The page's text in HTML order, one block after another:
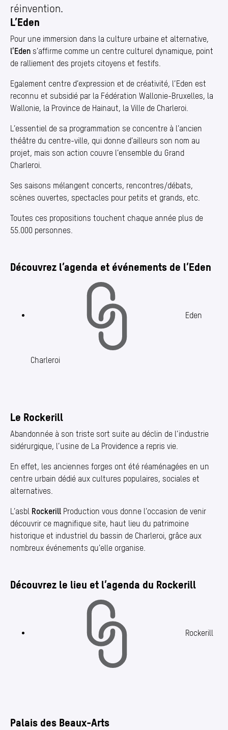
réinvention.
L’Eden
Pour une immersion dans la culture urbaine et alternative,
l’Eden s’affirme comme un centre culturel dynamique, point
de ralliement des projets citoyens et festifs.
Egalement centre d’expression et de créativité, l’Eden est
reconnu et subsidié par la Fédération Wallonie-Bruxelles, la
Wallonie, la Province de Hainaut, la Ville de Charleroi.
L’essentiel de sa programmation se concentre à l’ancien
théâtre du centre-ville, qui donne d’ailleurs son nom au
projet, mais son action couvre l’ensemble du Grand
Charleroi.
Ses saisons mélangent concerts, rencontres/​débats,
scènes ouvertes, spectacles pour petits et grands, etc.
Toutes ces propositions touchent chaque année plus de
55.000 personnes.
Découvrez l’agenda et événements de l’Eden
Eden
Charleroi
Le Rockerill
Abandonnée à son triste sort suite au déclin de l’industrie
sidérurgique, l’usine de La Providence a repris vie.
En effet, les anciennes forges ont été réaménagées en un
centre urbain dédié aux cultures populaires, sociales et
alternatives.
L’asbl Rockerill Production vous donne l’occasion de venir
découvrir ce magnifique site, haut lieu du patrimoine
historique et industriel du bassin de Charleroi, grâce aux
nombreux événements qu’elle organise.
Découvrez le lieu et l’agenda du Rockerill
Rockerill
Palais des Beaux-Arts